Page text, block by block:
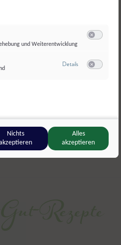
oder weiterschicken?
Liken
und Weiterentwicklung
Detailszu Meta Pixel
Nichts
Alles
akzeptieren